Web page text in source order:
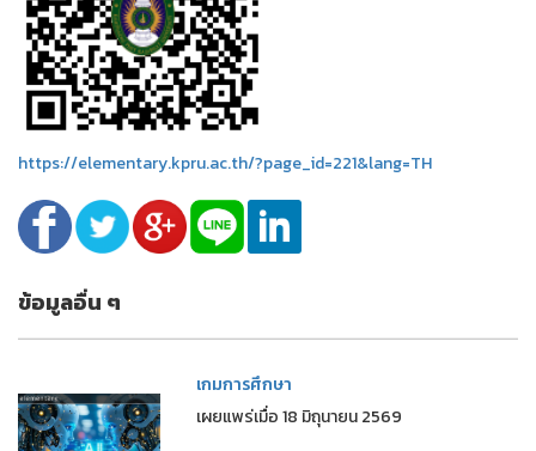
https://elementary.kpru.ac.th/?page_id=221&lang=TH
ข้อมูลอื่น ๆ
เกมการศึกษา
เผยแพร่เมื่อ 18 มิถุนายน 2569